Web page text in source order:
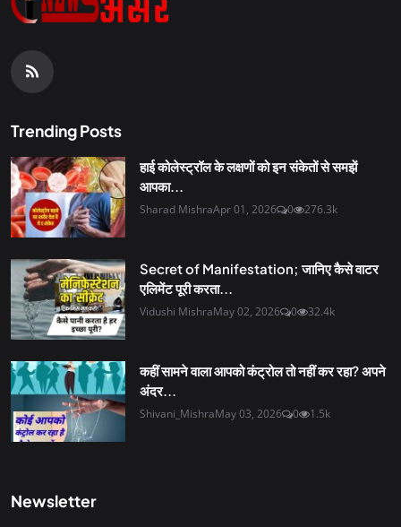
Trending Posts
हाई कोलेस्ट्रॉल के लक्षणों को इन संकेतों से समझें
आपका...
Sharad MishraApr 01, 2026 0 276.3k
Secret of Manifestation; जानिए कैसे वाटर
एलिमेंट पूरी करता...
Vidushi MishraMay 02, 2026 0 32.4k
कहीं सामने वाला आपको कंट्रोल तो नहीं कर रहा? अपने
अंदर...
Shivani_MishraMay 03, 2026 0 1.5k
Newsletter